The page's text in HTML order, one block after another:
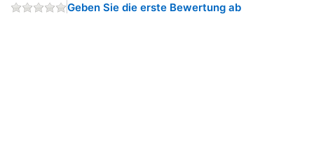
Geben Sie die erste Bewertung ab